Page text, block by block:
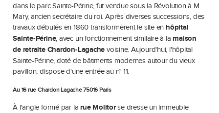
dans le parc Sainte-Périne, fut vendue sous la Révolution à M.
Mary, ancien secrétaire du roi. Après diverses successions, des
travaux débutés en 1860 transformèrent le site en hôpital
Sainte-Périne, avec un fonctionnement similaire à la maison
de retraite Chardon-Lagache voisine. Aujourd'hui, l'hôpital
Sainte-Périne, doté de bâtiments modernes autour du vieux
pavillon, dispose d'une entrée au n° 11.
Au 16 rue Chardon Lagache 75016 Paris
À l'angle formé par la rue Molitorse dresse un immeuble